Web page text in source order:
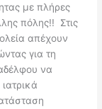
με πλήρες
πόλης!! Στις
απέχουν
για τη
να